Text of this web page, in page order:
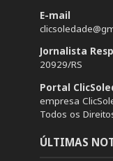
E-mail
Jornalista
20929/RS
Portal
empresa
Todos os
ÚLTIMAS